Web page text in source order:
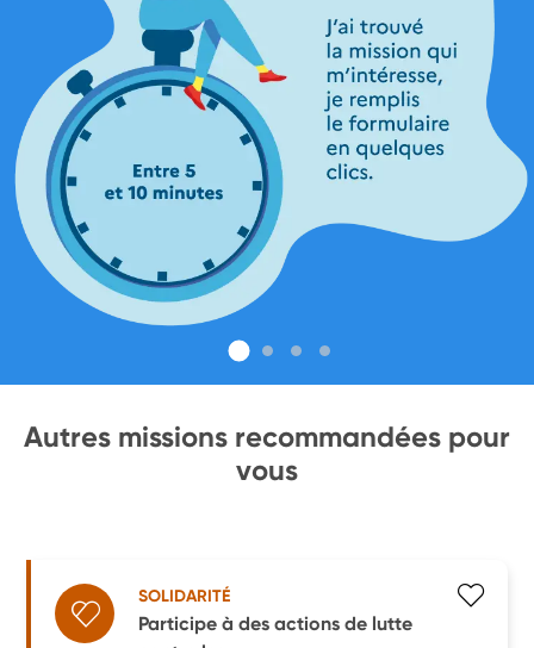
Autres missions recommandées pour
vous
SOLIDARITÉ
Participe à des actions de lutte